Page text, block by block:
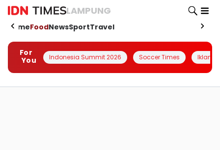
LAMPUNG
HomeFoodNewsSportTravel
For
You
Indonesia Summit 2026 Soccer Times Iklanin